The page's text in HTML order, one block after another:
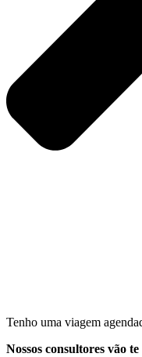
Tenho uma viagem
Nossos consultores vão